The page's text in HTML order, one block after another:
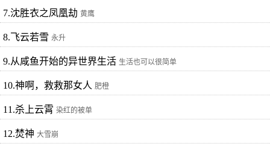
7.沈胜衣之凤凰劫 黄鹰
8.飞云若雪 永升
9.从咸鱼开始的异世界生活 生活也可以很简单
10.神啊，救救那女人 肥橙
11.杀上云霄 染红的被单
12.焚神 大雪崩